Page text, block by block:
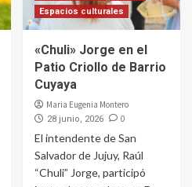
Espacios culturales
«Chuli» Jorge en el
Patio Criollo de Barrio
Cuyaya
Maria Eugenia Montero
28 junio, 2026 0
El intendente de San
Salvador de Jujuy, Raúl
“Chuli” Jorge, participó